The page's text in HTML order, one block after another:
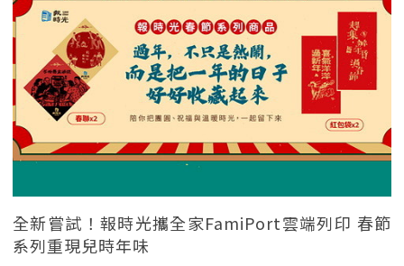
全新嘗試！報時光攜全家FamiPort雲端列印 春節
系列重現兒時年味